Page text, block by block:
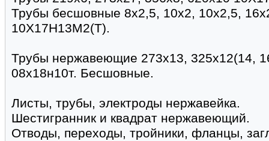
Трубы бесшовные 8х2,5, 10х2, 10х2,5,
10Х17Н13М2(Т).
Трубы нержавеющие 273х13, 325х12(14,
08х18н10т. Бесшовные.
Листы, трубы, электроды нержавейка.
Шестигранник и квадрат нержавеющий.
Отводы, переходы, тройники, фланцы,